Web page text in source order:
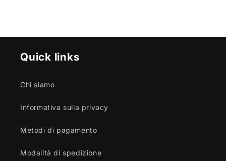
Quick links
Chi siamo
Informativa sulla privacy
Metodi di pagamento
Modalità di spedizione